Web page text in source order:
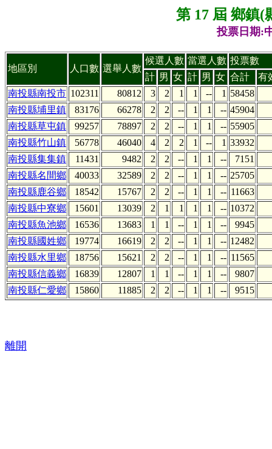
第 17 屆 鄉鎮(
投票日期:
地區別 人口數 選舉人數
候選人數 當選人數 投票數
計 男 女 計 男 女 合計
有
南投縣南投市 102311 80812 3 2 1 1 -- 1 58458
南投縣埔里鎮
83176 66278 2 2 -- 1 1 -- 45904
南投縣草屯鎮
99257 78897 2 2 -- 1 1 -- 55905
南投縣竹山鎮
56778 46040 4 2 2 1 -- 1 33932
南投縣集集鎮
11431 9482 2 2 -- 1 1 --
7151
南投縣名間鄉
40033 32589 2 2 -- 1 1 -- 25705
南投縣鹿谷鄉
18542 15767 2 2 -- 1 1 -- 11663
南投縣中寮鄉
15601 13039 2 1 1 1 1 -- 10372
南投縣魚池鄉
16536 13683 1 1 -- 1 1 --
9945
南投縣國姓鄉
19774 16619 2 2 -- 1 1 -- 12482
南投縣水里鄉
18756 15621 2 2 -- 1 1 -- 11565
南投縣信義鄉
16839 12807 1 1 -- 1 1 --
9807
南投縣仁愛鄉
15860 11885 2 2 -- 1 1 -- 9515
離開